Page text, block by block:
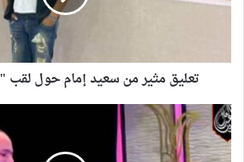
تعليق مثير من سعيد إمام حول